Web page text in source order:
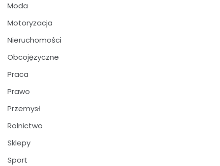
Moda
Motoryzacja
Nieruchomości
Obcojęzyczne
Praca
Prawo
Przemysł
Rolnictwo
Sklepy
Sport